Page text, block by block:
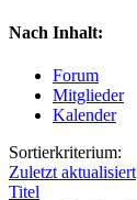
Nach Inhalt:
Forum
Mitglieder
Kalender
Sortierkriterium:
Zuletzt aktualisiert
Titel